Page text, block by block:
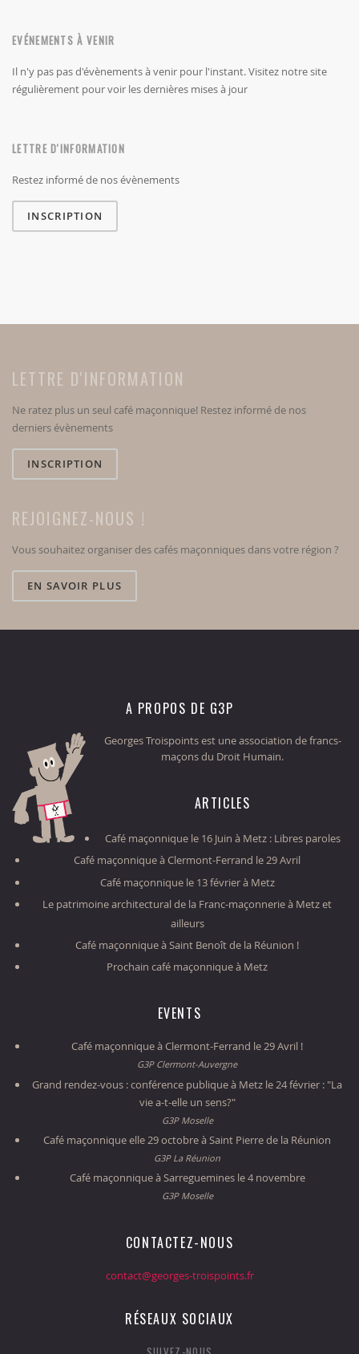
EVÉNEMENTS À VENIR
Il n'y pas pas d'évènements à venir pour l'instant. Visitez notre site
régulièrement pour voir les dernières mises à jour
LETTRE D'INFORMATION
Restez informé de nos évènements
INSCRIPTION
LETTRE D'INFORMATION
Ne ratez plus un seul café maçonnique! Restez informé de nos
derniers évènements
INSCRIPTION
REJOIGNEZ-NOUS !
Vous souhaitez organiser des cafés maçonniques dans votre région ?
EN SAVOIR PLUS
A PROPOS DE G3P
Georges Troispoints est une association de francs-
maçons du Droit Humain.
ARTICLES
Café maçonnique le 16 Juin à Metz : Libres paroles
Café maçonnique à Clermont-Ferrand le 29 Avril
Café maçonnique le 13 février à Metz
Le patrimoine architectural de la Franc-maçonnerie à Metz et
ailleurs
Café maçonnique à Saint Benoît de la Réunion !
Prochain café maçonnique à Metz
EVENTS
Café maçonnique à Clermont-Ferrand le 29 Avril !
G3P Clermont-Auvergne
Grand rendez-vous : conférence publique à Metz le 24 février : "La
vie a-t-elle un sens?"
G3P Moselle
Café maçonnique elle 29 octobre à Saint Pierre de la Réunion
G3P La Réunion
Café maçonnique à Sarreguemines le 4 novembre
G3P Moselle
CONTACTEZ-NOUS
contact@georges-troispoints.fr
RÉSEAUX SOCIAUX